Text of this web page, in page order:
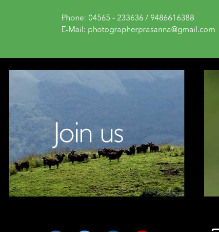
Phone: 04565 – 233636 / 9486616388
E-Mail: photographerprasanna@gmail.com